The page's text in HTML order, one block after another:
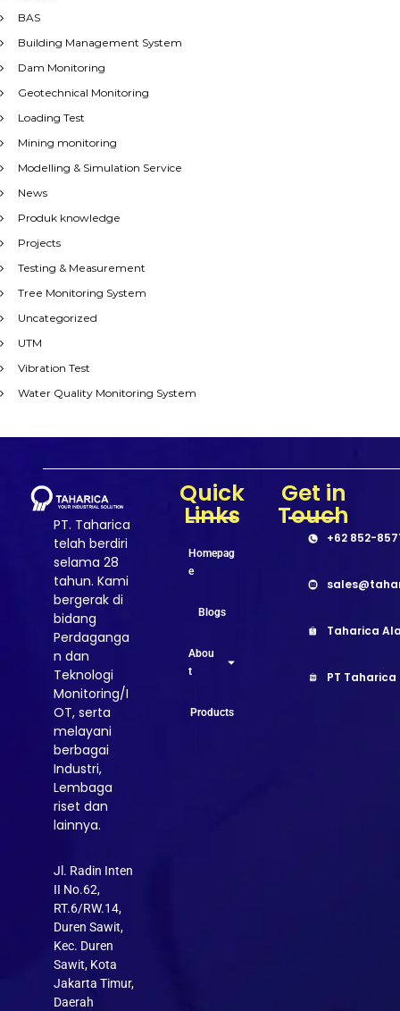
BAS
Building Management System
Dam Monitoring
Geotechnical Monitoring
Loading Test
Mining monitoring
Modelling & Simulation Service
News
Produk knowledge
Projects
Testing & Measurement
Tree Monitoring System
Uncategorized
UTM
Vibration Test
Water Quality Monitoring System
PT. Taharica
telah berdiri
selama 28
tahun. Kami
bergerak di
bidang
Perdaganga
n dan
Teknologi
Monitoring/I
OT, serta
melayani
berbagai
Industri,
Lembaga
riset dan
lainnya.
Jl. Radin Inten
II No.62,
RT.6/RW.14,
Duren Sawit,
Kec. Duren
Sawit, Kota
Jakarta Timur,
Daerah
Quick
Links
Homepag
e
Blogs
Abou
t
Products
Get in
Touch
+62 852-
Taharica
PT Taharica